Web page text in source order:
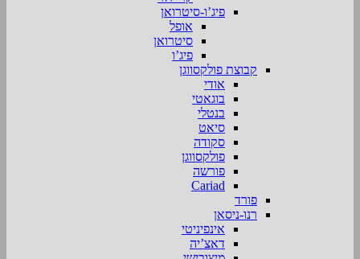
פיג’ו-סיטרואן
אופל
סיטרואן
פיג’ו
קבוצת פולקסווגן
אודי
בוגאטי
בנטלי
סיאט
סקודה
פולקסווגן
פורשה
Cariad
פורד
רנו-ניסאן
אינפיניטי
דאצ’יה